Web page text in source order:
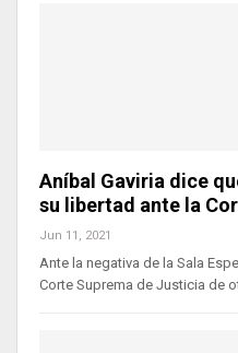
Aníbal Gaviria dice
su libertad ante la
Jun 11, 2021
Ante la negativa de la Sala
Corte Suprema de Justicia de